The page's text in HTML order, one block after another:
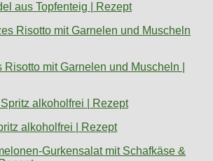
aus Topfenteig | Rezept
Risotto mit Garnelen und Muscheln |
alkoholfrei | Rezept